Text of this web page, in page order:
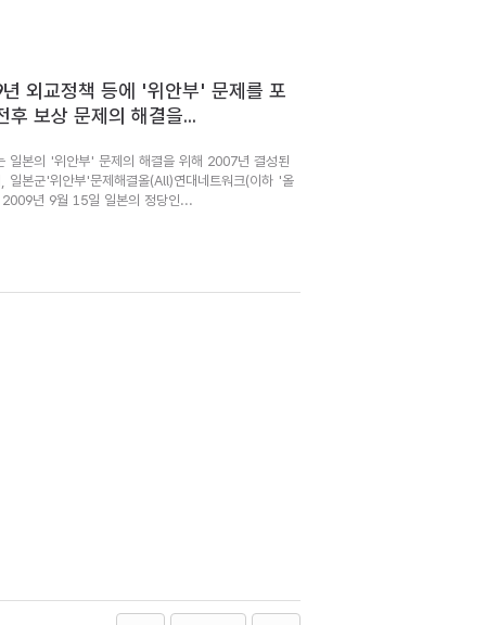
년 외교정책 등에 '위안부' 문제를 포
후 보상 문제의 해결을...
일본의 '위안부' 문제의 해결을 위해 2007년 결성된
일본군'위안부'문제해결올(All)연대네트워크(이하 '올
년 9월 15일 일본의 정당인...